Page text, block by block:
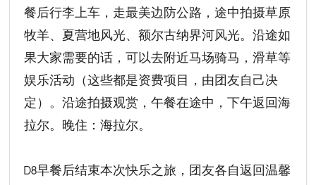
餐后行李上车，走最美边防公路，途中拍摄草原
牧羊、夏营地风光、额尔古纳界河风光。沿途如
果大家需要的话，可以去附近马场骑马，滑草等
娱乐活动（这些都是资费项目，由团友自己决
定）。沿途拍摄观赏，午餐在途中，下午返回海
拉尔。晚住：海拉尔。
D8早餐后结束本次快乐之旅，团友各自返回温馨